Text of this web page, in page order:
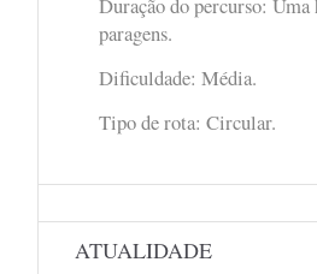
paragens.
Dificuldade: Média.
Tipo de rota: Circular.
ATUALIDADE